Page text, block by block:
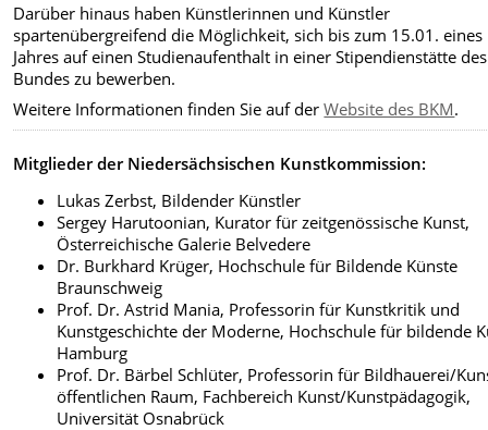
Darüber hinaus haben Künstlerinnen und Künstler
spartenübergreifend die Möglichkeit, sich bis zum 15.01. eines
Jahres auf einen Studienaufenthalt in einer Stipendienstätte des
Bundes zu bewerben.
Weitere Informationen finden Sie auf derWebsite des BKM.
Mitglieder der Niedersächsischen Kunstkommission:
Lukas Zerbst, Bildender Künstler
Sergey Harutoonian, Kurator für zeitgenössische Kunst,
Österreichische Galerie Belvedere
Dr. Burkhard Krüger, Hochschule für Bildende Künste
Braunschweig
Prof. Dr. Astrid Mania, Professorin für Kunstkritik und
Kunstgeschichte der Moderne, Hochschule für bildende
Hamburg
Prof. Dr. Bärbel Schlüter, Professorin für Bildhauerei/
öffentlichen Raum, Fachbereich Kunst/Kunstpädagogik,
Universität Osnabrück